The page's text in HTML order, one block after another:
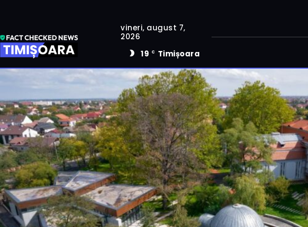
vineri, august 7,
2026
19 C Timișoara